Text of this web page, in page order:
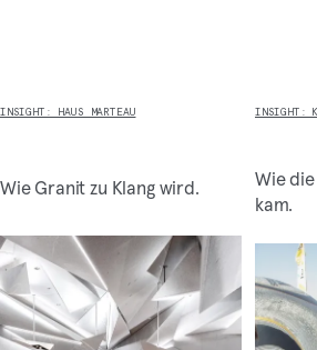
Mehr Entdecken
INSIGHT: HAUS MARTEAU
Wie Granit zu Klang wird.
INSIGHT:
Wie
kam.